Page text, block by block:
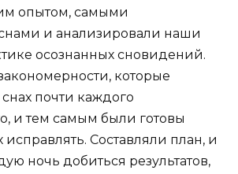
опытом, самыми
и анализировали наши
осознанных сновидений.
которые
снах почти каждого
и тем самым были готовы
Составляли план, и
ночь добиться результатов,